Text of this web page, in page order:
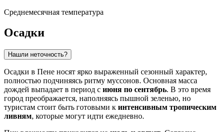
Среднемесячная температура
Осадки
Нашли неточность?
Осадки в Пене носят ярко выраженный сезонный характер,
полностью подчиняясь ритму муссонов. Основная масса
дождей выпадает в период с июня по сентябрь. В это время
город преображается, наполняясь пышной зеленью, но
туристам стоит быть готовыми к интенсивным тропическим
ливням, которые могут идти ежедневно.